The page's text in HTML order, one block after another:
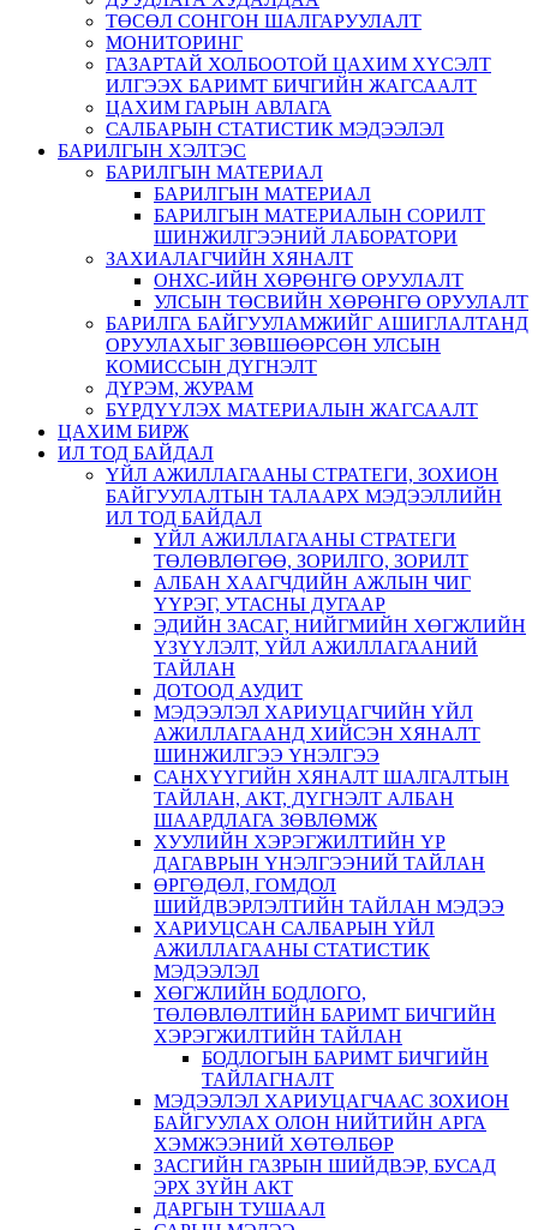
ТӨСӨЛ СОНГОН ШАЛГАРУУЛАЛТ
МОНИТОРИНГ
ГАЗАРТАЙ ХОЛБООТОЙ ЦАХИМ ХҮСЭЛТ
ИЛГЭЭХ БАРИМТ БИЧГИЙН ЖАГСААЛТ
ЦАХИМ ГАРЫН АВЛАГА
САЛБАРЫН СТАТИСТИК МЭДЭЭЛЭЛ
БАРИЛГЫН ХЭЛТЭС
БАРИЛГЫН МАТЕРИАЛ
БАРИЛГЫН МАТЕРИАЛ
БАРИЛГЫН МАТЕРИАЛЫН СОРИЛТ
ШИНЖИЛГЭЭНИЙ ЛАБОРАТОРИ
ЗАХИАЛАГЧИЙН ХЯНАЛТ
ОНХС-ИЙН ХӨРӨНГӨ ОРУУЛАЛТ
УЛСЫН ТӨСВИЙН ХӨРӨНГӨ ОРУУЛАЛТ
БАРИЛГА БАЙГУУЛАМЖИЙГ АШИГЛАЛТАНД
ОРУУЛАХЫГ ЗӨВШӨӨРСӨН УЛСЫН
КОМИССЫН ДҮГНЭЛТ
ДҮРЭМ, ЖУРАМ
БҮРДҮҮЛЭХ МАТЕРИАЛЫН ЖАГСААЛТ
ЦАХИМ БИРЖ
ИЛ ТОД БАЙДАЛ
ҮЙЛ АЖИЛЛАГААНЫ СТРАТЕГИ, ЗОХИОН
БАЙГУУЛАЛТЫН ТАЛААРХ МЭДЭЭЛЛИЙН
ИЛ ТОД БАЙДАЛ
ҮЙЛ АЖИЛЛАГААНЫ СТРАТЕГИ
ТӨЛӨВЛӨГӨӨ, ЗОРИЛГО, ЗОРИЛТ
АЛБАН ХААГЧДИЙН АЖЛЫН ЧИГ
ҮҮРЭГ, УТАСНЫ ДУГААР
ЭДИЙН ЗАСАГ, НИЙГМИЙН ХӨГЖЛИЙН
ҮЗҮҮЛЭЛТ, ҮЙЛ АЖИЛЛАГААНИЙ
ТАЙЛАН
ДОТООД АУДИТ
МЭДЭЭЛЭЛ ХАРИУЦАГЧИЙН ҮЙЛ
АЖИЛЛАГААНД ХИЙСЭН ХЯНАЛТ
ШИНЖИЛГЭЭ ҮНЭЛГЭЭ
САНХҮҮГИЙН ХЯНАЛТ ШАЛГАЛТЫН
ТАЙЛАН, АКТ, ДҮГНЭЛТ АЛБАН
ШААРДЛАГА ЗӨВЛӨМЖ
ХУУЛИЙН ХЭРЭГЖИЛТИЙН ҮР
ДАГАВРЫН ҮНЭЛГЭЭНИЙ ТАЙЛАН
ӨРГӨДӨЛ, ГОМДОЛ
ШИЙДВЭРЛЭЛТИЙН ТАЙЛАН МЭДЭЭ
ХАРИУЦСАН САЛБАРЫН ҮЙЛ
АЖИЛЛАГААНЫ СТАТИСТИК
МЭДЭЭЛЭЛ
ХӨГЖЛИЙН БОДЛОГО,
ТӨЛӨВЛӨЛТИЙН БАРИМТ БИЧГИЙН
ХЭРЭГЖИЛТИЙН ТАЙЛАН
БОДЛОГЫН БАРИМТ БИЧГИЙН
ТАЙЛАГНАЛТ
МЭДЭЭЛЭЛ ХАРИУЦАГЧААС ЗОХИОН
БАЙГУУЛАХ ОЛОН НИЙТИЙН АРГА
ХЭМЖЭЭНИЙ ХӨТӨЛБӨР
ЗАСГИЙН ГАЗРЫН ШИЙДВЭР, БУСАД
ЭРХ ЗҮЙН АКТ
ДАРГЫН ТУШААЛ